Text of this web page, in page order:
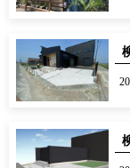
INFORMATION